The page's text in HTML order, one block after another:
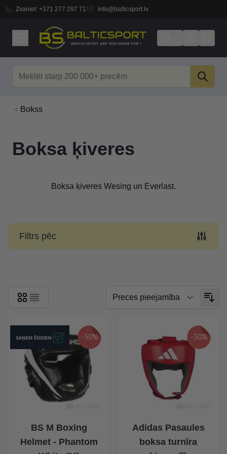
Zvaniet: +371 277 297 71 info@balticsport.lv
Bokss
Boksa ķiveres
Boksa ķiveres Wesing un Everlast.
Filtrs pēc
-30%
BS M Boxing
Helmet - Phantom
-30%
Adidas Pasaules
boksa turnīra